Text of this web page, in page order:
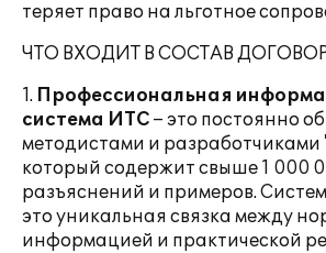
теряет право на льготное
ЧТО ВХОДИТ В СОСТАВ
1. Профессиональная
система ИТС – это постоянно
методистами и разработчиками
который содержит свыше 1 000
разъяснений и примеров.
это уникальная связка между
информацией и практической